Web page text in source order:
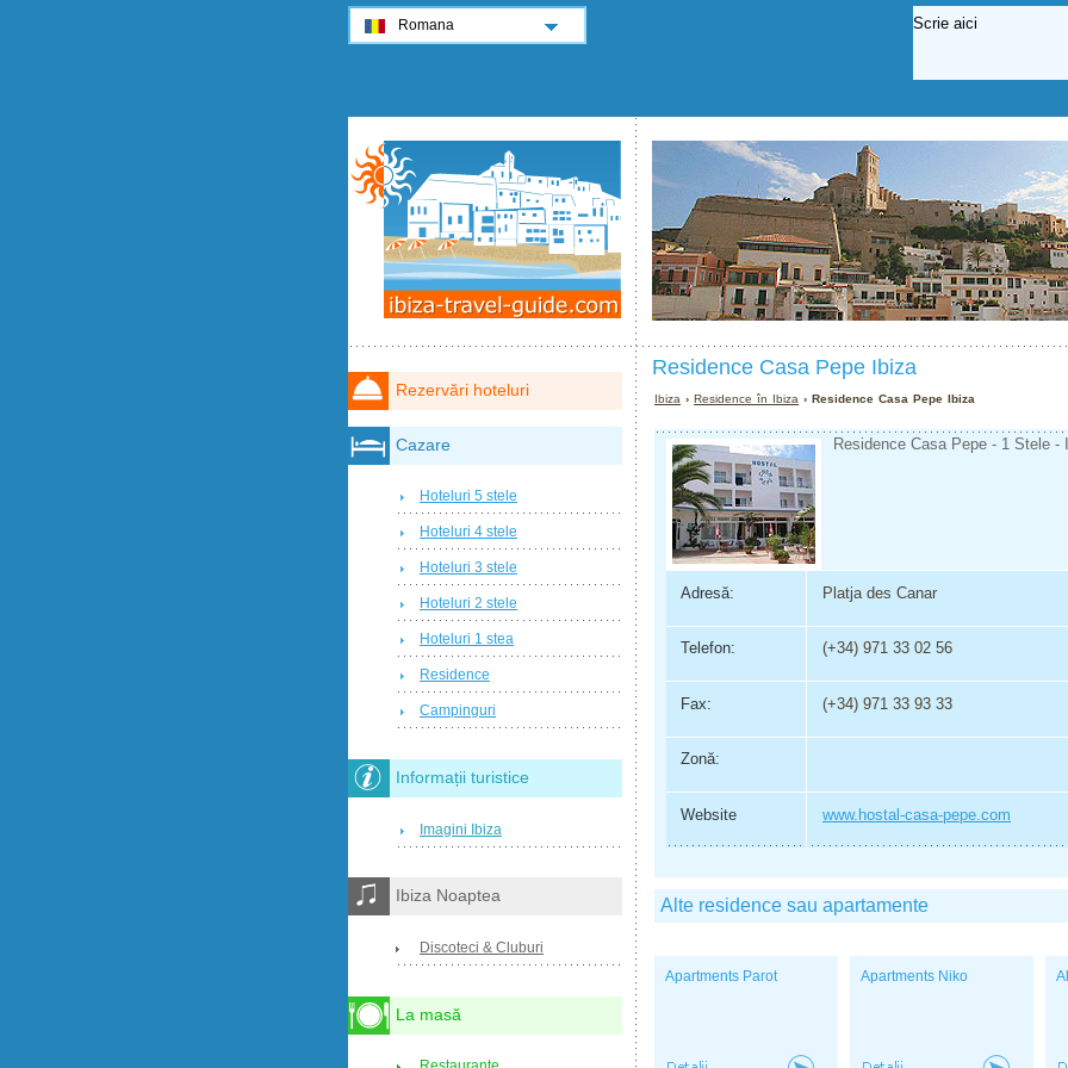
Residence Casa Pepe Ibiza
Ibiza ›Residence în Ibiza › Residence Casa Pepe Ibiza
Residence Casa Pepe - 1 Stele -
Adresă: Platja des Canar
Telefon: (+34) 971 33 02 56
Fax: (+34) 971 33 93 33
Zonă:
Website www.hostal-casa-pepe.com
Alte residence sau apartamente
Apartments Parot Apartments Niko
Rezervări hoteluri
Cazare
Hoteluri 5 stele
Hoteluri 4 stele
Hoteluri 3 stele
Hoteluri 2 stele
Hoteluri 1 stea
Residence
Campinguri
Informații turistice
Imagini Ibiza
Ibiza Noaptea
Discoteci & Cluburi
La masă
Romana